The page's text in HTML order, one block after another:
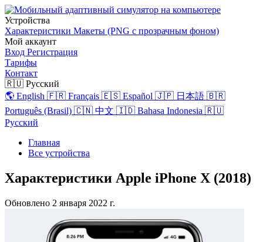
Устройства
Характеристики Макеты (PNG с прозрачным фоном)
Мой аккаунт
Вход Регистрация
Тарифы
Контакт
🇷🇺 Русский
🌎 English 🇫🇷 Français 🇪🇸 Español 🇯🇵 日本語 🇧🇷
Português (Brasil) 🇨🇳 中文 🇮🇩 Bahasa Indonesia 🇷🇺
Русский
Главная
Все устройства
Характеристики Apple iPhone X (2018)
Обновлено 2 января 2022 г.